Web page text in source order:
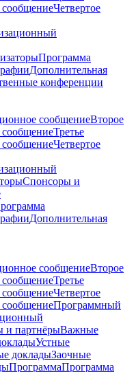
Четвертое
Программа
Дополнительная
конференции
сообщениеВторое
Третье
Четвертое
Спонсоры и
Дополнительная
сообщениеВторое
Третье
Четвертое
Программный
и партнёрыВажные
Устные
докладыЗаочные
ПрограммаПрограмма